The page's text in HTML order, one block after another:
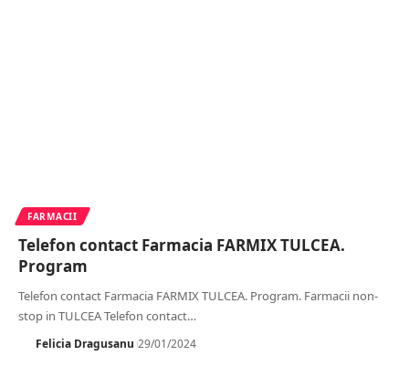
FARMACII
Telefon contact Farmacia FARMIX TULCEA.
Program
Telefon contact Farmacia FARMIX TULCEA. Program. Farmacii non-
stop in TULCEA Telefon contact…
Felicia Dragusanu 29/01/2024